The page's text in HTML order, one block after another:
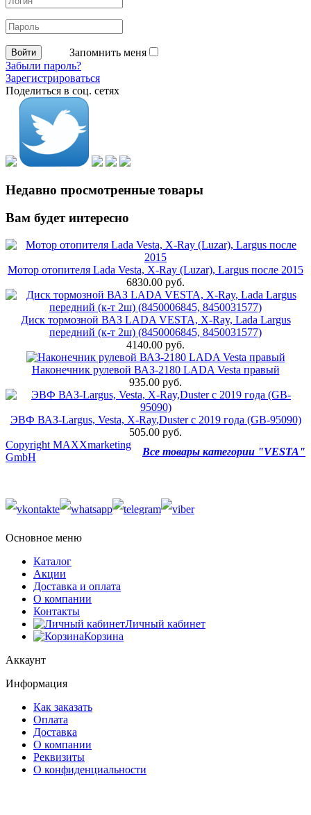
Запомнить меня
Забыли пароль?
Зарегистрироваться
Поделиться в соц. сетях
Недавно просмотренные товары
Вам будет интересно
Мотор отопителя Lada Vesta, X-Ray (Luzar), Largus после 2015
6830.00 руб.
Диск тормозной ВАЗ LADA VESTA, X-Ray, Lada Largus
передний (к-т 2ш) (8450006845, 8450031577)
4140.00 руб.
Наконечник рулевой ВАЗ-2180 LADA Vesta правый
935.00 руб.
ЭВФ ВАЗ-Largus, Vesta, X-Ray,Duster с 2019 года (GB-95090)
505.00 руб.
Все товары категории "VESTA"
Copyright MAXXmarketing
GmbH
Основное меню
Каталог
Акции
Доставка и оплата
О компании
Контакты
Личный кабинет
Корзина
Аккаунт
Информация
Как заказать
Оплата
Доставка
О компании
Реквизиты
О конфиденциальности